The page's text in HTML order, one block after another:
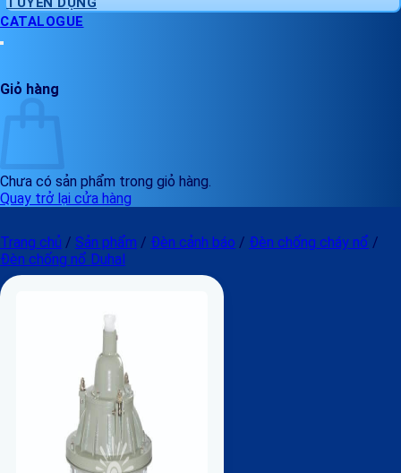
CATALOGUE
Giỏ hàng
Chưa có sản phẩm trong giỏ hàng.
Quay trở lại cửa hàng
Trang chủ / Sản phẩm / Đèn cảnh báo / Đèn chống cháy nổ /
Đèn chống nổ Duhal